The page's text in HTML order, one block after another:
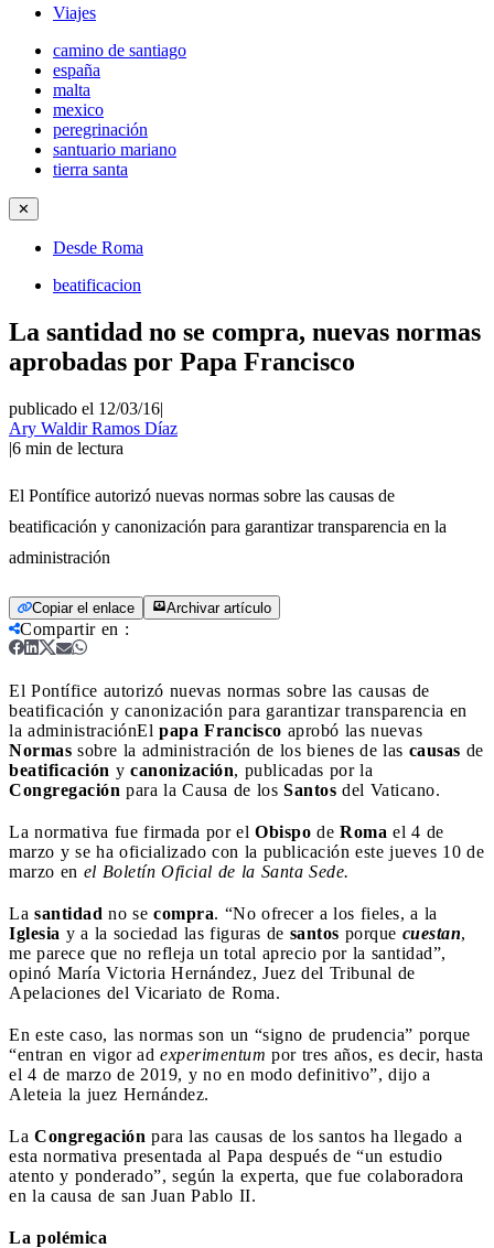
Viajes
camino de santiago
españa
malta
mexico
peregrinación
santuario mariano
tierra santa
✕
Desde Roma
beatificacion
La santidad no se compra, nuevas normas
aprobadas por Papa Francisco
publicado el 12/03/16|
Ary Waldir Ramos Díaz
|6 min de lectura
El Pontífice autorizó nuevas normas sobre las causas de
beatificación y canonización para garantizar transparencia en la
administración
Copiar el enlace Archivar artículo
Compartir en :
El Pontífice autorizó nuevas normas sobre las causas de
beatificación y canonización para garantizar transparencia en
la administraciónEl papa Francisco aprobó las nuevas
Normas sobre la administración de los bienes de las causas de
beatificación y canonización, publicadas por la
Congregación para la Causa de los Santos del Vaticano.
La normativa fue firmada por el Obispo de Roma el 4 de
marzo y se ha oficializado con la publicación este jueves 10 de
marzo en el Boletín Oficial de la Santa Sede.
La santidad no se compra. “No ofrecer a los fieles, a la
Iglesia y a la sociedad las figuras de santos porque cuestan,
me parece que no refleja un total aprecio por la santidad”,
opinó María Victoria Hernández, Juez del Tribunal de
Apelaciones del Vicariato de Roma.
En este caso, las normas son un “signo de prudencia” porque
“entran en vigor ad experimentum por tres años, es decir, hasta
el 4 de marzo de 2019, y no en modo definitivo”, dijo a
Aleteia la juez Hernández.
La Congregación para las causas de los santos ha llegado a
esta normativa presentada al Papa después de “un estudio
atento y ponderado”, según la experta, que fue colaboradora
en la causa de san Juan Pablo II.
La polémica